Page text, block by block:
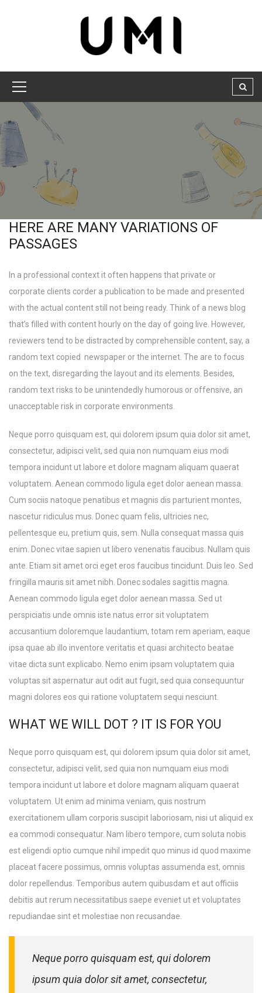
HERE ARE MANY VARIATIONS OF
PASSAGES
In a professional context it often happens that private or
corporate clients corder a publication to be made and presented
with the actual content still not being ready. Think of a news blog
that’s filled with content hourly on the day of going live. However,
reviewers tend to be distracted by comprehensible content, say, a
random text copied newspaper or the internet. The are to focus
on the text, disregarding the layout and its elements. Besides,
random text risks to be unintendedly humorous or offensive, an
unacceptable risk in corporate environments.
Neque porro quisquam est, qui dolorem ipsum quia dolor sit amet,
consectetur, adipisci velit, sed quia non numquam eius modi
tempora incidunt ut labore et dolore magnam aliquam quaerat
voluptatem. Aenean commodo ligula eget dolor aenean massa.
Cum sociis natoque penatibus et magnis dis parturient montes,
nascetur ridiculus mus. Donec quam felis, ultricies nec,
pellentesque eu, pretium quis, sem. Nulla consequat massa quis
enim. Donec vitae sapien ut libero venenatis faucibus. Nullam quis
ante. Etiam sit amet orci eget eros faucibus tincidunt. Duis leo. Sed
fringilla mauris sit amet nibh. Donec sodales sagittis magna.
Aenean commodo ligula eget dolor aenean massa. Sed ut
perspiciatis unde omnis iste natus error sit voluptatem
accusantium doloremque laudantium, totam rem aperiam, eaque
ipsa quae ab illo inventore veritatis et quasi architecto beatae
vitae dicta sunt explicabo. Nemo enim ipsam voluptatem quia
voluptas sit aspernatur aut odit aut fugit, sed quia consequuntur
magni dolores eos qui ratione voluptatem sequi nesciunt.
WHAT WE WILL DOT ? IT IS FOR YOU
Neque porro quisquam est, qui dolorem ipsum quia dolor sit amet,
consectetur, adipisci velit, sed quia non numquam eius modi
tempora incidunt ut labore et dolore magnam aliquam quaerat
voluptatem. Ut enim ad minima veniam, quis nostrum
exercitationem ullam corporis suscipit laboriosam, nisi ut aliquid ex
ea commodi consequatur. Nam libero tempore, cum soluta nobis
est eligendi optio cumque nihil impedit quo minus id quod maxime
placeat facere possimus, omnis voluptas assumenda est, omnis
dolor repellendus. Temporibus autem quibusdam et aut officiis
debitis aut rerum necessitatibus saepe eveniet ut et voluptates
repudiandae sint et molestiae non recusandae.
Neque porro quisquam est, qui dolorem
ipsum quia dolor sit amet, consectetur,